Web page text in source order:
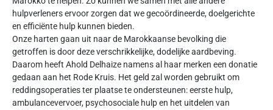
hulpverleners ervoor zorgen dat we gecoördineerde, doelgerichte
en efficiënte hulp kunnen bieden.
Onze harten gaan uit naar de Marokkaanse bevolking die
getroffen is door deze verschrikkelijke, dodelijke aardbeving.
Daarom heeft Ahold Delhaize namens al haar merken een donatie
gedaan aan het Rode Kruis. Het geld zal worden gebruikt om
reddingsoperaties ter plaatse te ondersteunen: eerste hulp,
ambulancevervoer, psychosociale hulp en het uitdelen van